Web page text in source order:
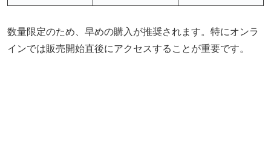
数量限定のため、早めの購入が推奨されます。特にオンラ
インでは販売開始直後にアクセスすることが重要です。